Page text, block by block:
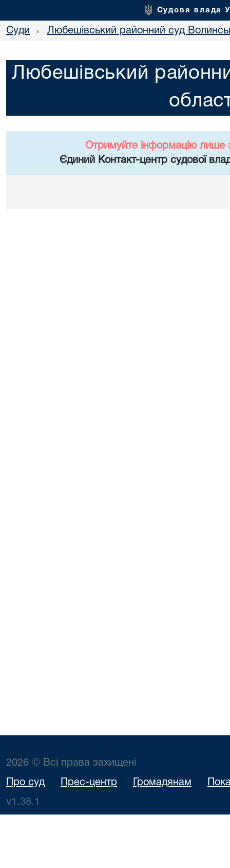
Судова влада
Суди • Любешівський районний суд
Любешівський
Отримуйте інформацію лише
Єдиний Контакт-центр судової
2026 © Всі права захищені
Про суд Прес-центр Громадянам
v1.38.1